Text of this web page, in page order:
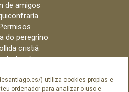
) utiliza cookies propias e
ordenador para analizar o uso e
de amigos
do peregrino
cristiá